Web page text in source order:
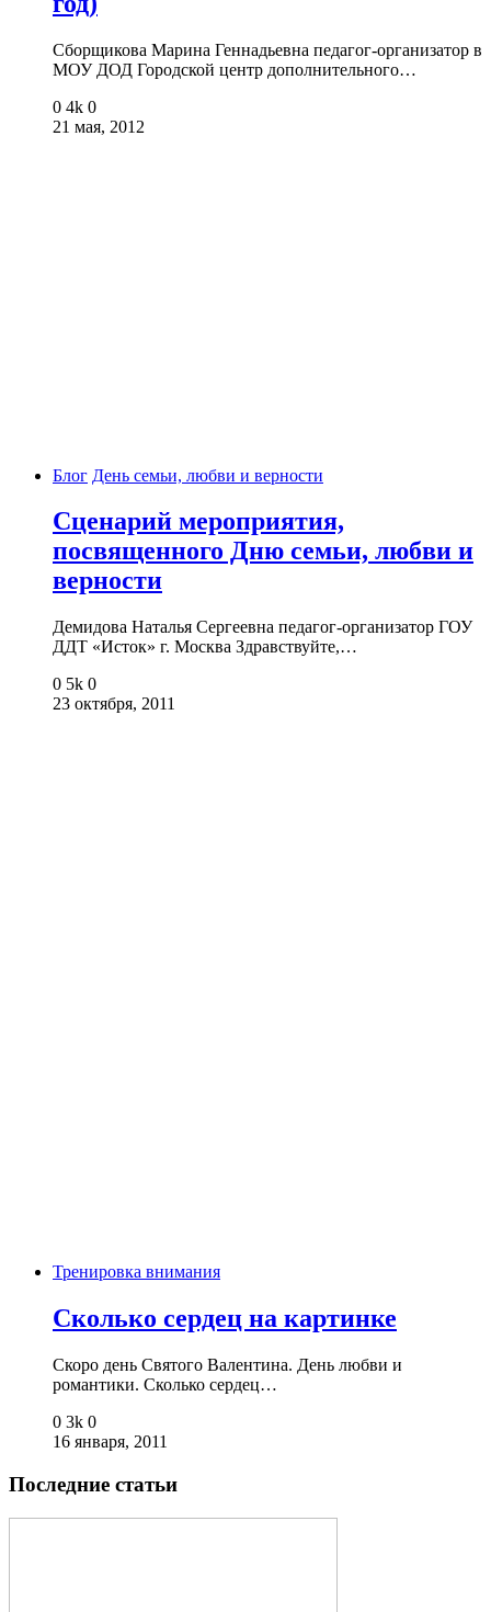
Сборщикова Марина Геннадьевна педагог-организатор в
МОУ ДОД Городской центр дополнительного…
0 4k 0
21 мая, 2012
Блог День семьи, любви и верности
Сценарий мероприятия,
посвященного Дню семьи, любви и
верности
Демидова Наталья Сергеевна педагог-организатор ГОУ
ДДТ «Исток» г. Москва Здравствуйте,…
0 5k 0
23 октября, 2011
Тренировка внимания
Сколько сердец на картинке
Скоро день Святого Валентина. День любви и
романтики. Сколько сердец…
0 3k 0
16 января, 2011
Последние статьи